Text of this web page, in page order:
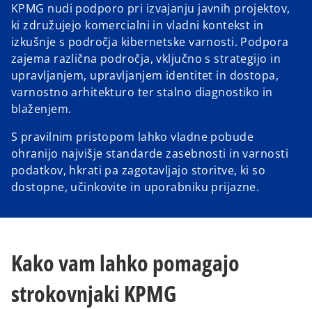
KPMG nudi podporo pri izvajanju javnih projektov,
ki združujejo komercialni in vladni kontekst in
izkušnje s področja kibernetske varnosti. Podpora
zajema različna področja, vključno s strategijo in
upravljanjem, upravljanjem identitet in dostopa,
varnostno arhitekturo ter stalno diagnostiko in
blaženjem.
S pravilnim pristopom lahko vladne pobude
ohranijo najvišje standarde zasebnosti in varnosti
podatkov, hkrati pa zagotavljajo storitve, ki so
dostopne, učinkovite in uporabniku prijazne.
Kako vam lahko pomagajo
strokovnjaki KPMG